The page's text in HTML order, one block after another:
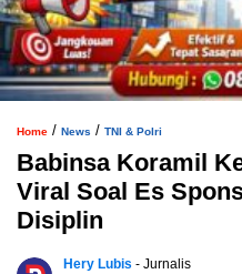
Home / News / TNI & Polri
Babinsa Koramil
Viral Soal Es
Disiplin
Hery Lubis - Jurnalis